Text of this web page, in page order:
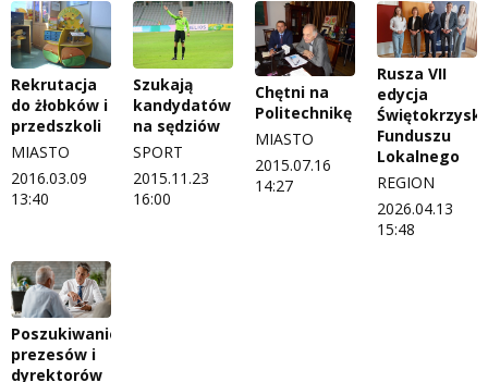
Rekrutacja
do żłobków i
przedszkoli
MIASTO
2016.03.09
13:40
Szukają
kandydatów
na sędziów
SPORT
2015.11.23
16:00
Chętni na
Politechnikę
MIASTO
2015.07.16
14:27
Rusza VII
edycja
Funduszu
Lokalnego
REGION
2026.04.13
15:48
Poszukiwanie
prezesów i
dyrektorów